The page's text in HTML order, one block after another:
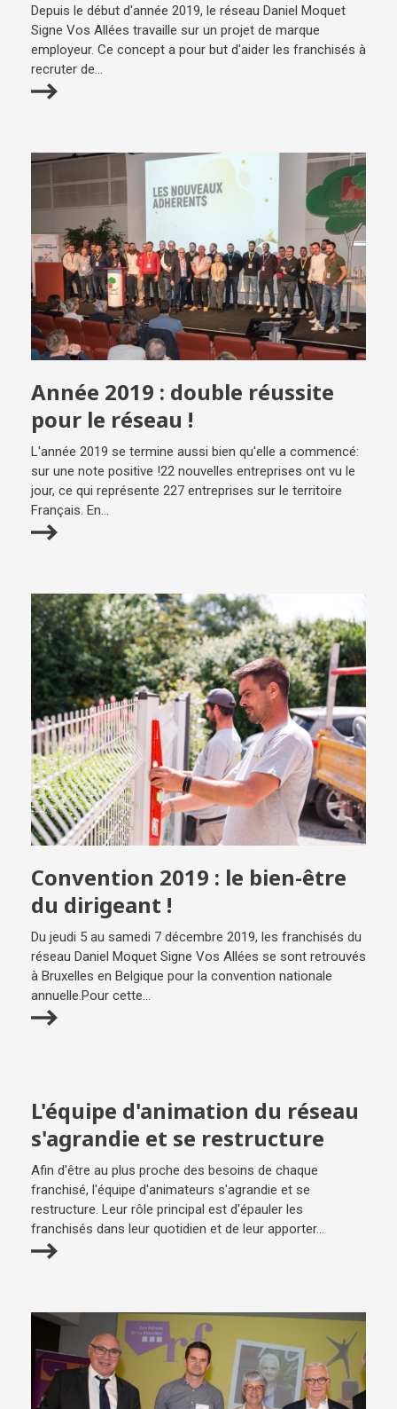
Depuis le début d'année 2019, le réseau Daniel Moquet
Signe Vos Allées travaille sur un projet de marque
employeur. Ce concept a pour but d'aider les franchisés à
recruter de...
Année 2019 : double réussite
pour le réseau !
L'année 2019 se termine aussi bien qu'elle a commencé:
sur une note positive !22 nouvelles entreprises ont vu le
jour, ce qui représente 227 entreprises sur le territoire
Français. En...
Convention 2019 : le bien-être
du dirigeant !
Du jeudi 5 au samedi 7 décembre 2019, les franchisés du
réseau Daniel Moquet Signe Vos Allées se sont retrouvés
à Bruxelles en Belgique pour la convention nationale
annuelle.Pour cette...
L'équipe d'animation du réseau
s'agrandie et se restructure
Afin d'être au plus proche des besoins de chaque
franchisé, l'équipe d'animateurs s'agrandie et se
restructure. Leur rôle principal est d'épauler les
franchisés dans leur quotidien et de leur apporter...